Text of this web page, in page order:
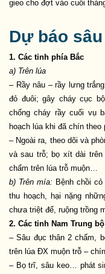
gieo cho đợt vào cuối
Dự báo
1. Các tỉnh phía Bắc
a) Trên lúa
– Rầy nâu – rầy lưng
đỏ đuôi; gây cháy cục
chống cháy rầy cuối vụ
hoạch lúa khi đã chín theo
– Ngoài ra, theo dõi và
và sau trỗ; bọ xít dài
chấm trên lúa trỗ muộn…
b) Trên mía: Bệnh chồi
thu hoạch, hại nặng
chưa triệt để, ruộng trồng
2. Các tỉnh Nam Trung
– Sâu đục thân 2 chấm,
trên lúa ĐX muộn trỗ –
– Bọ trĩ, sâu keo… phát